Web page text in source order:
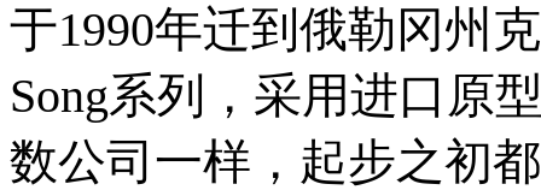
于1990年迁到俄勒冈州
Song系列，采用进口原
数公司一样，起步之初